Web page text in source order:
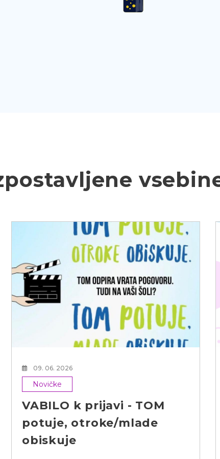
09. 06. 2026
Novičke
VABILO k prijavi - TOM
potuje, otroke/mlade
obiskuje